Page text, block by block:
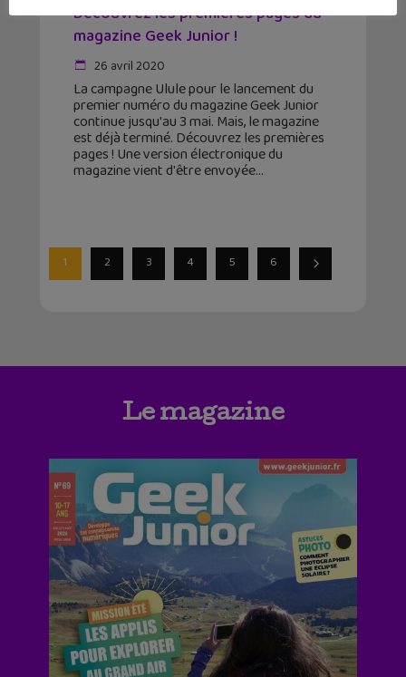
Découvrez les premières pages du
magazine Geek Junior !
26 avril 2020
La campagne Ulule pour le lancement du
premier numéro du magazine Geek Junior
continue jusqu'au 3 mai. Mais, le magazine
est déjà terminé. Découvrez les premières
pages ! Une version électronique du
magazine vient d'être envoyée
1 2 3 4 5 6
Le magazine